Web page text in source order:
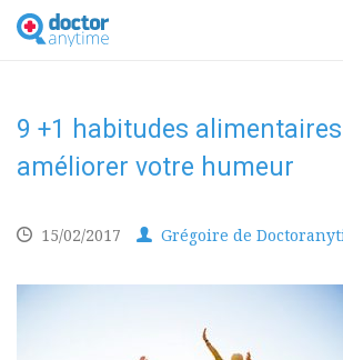
DoctorAnyTime
You
are
9 +1 habitudes
améliorer votre humeur
15/02/2017 Grégoire de